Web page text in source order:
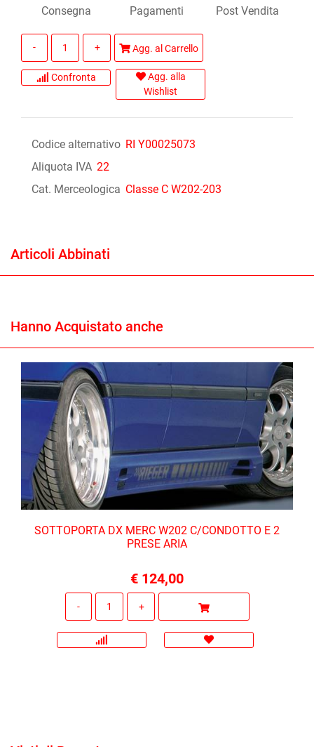
Consegna Pagamenti Post Vendita
Agg. al Carrello
Confronta
Agg. alla
Wishlist
Codice alternativo RI Y00025073
Aliquota IVA 22
Cat. Merceologica Classe C W202-203
Articoli Abbinati
Hanno Acquistato anche
SOTTOPORTA DX MERC W202 C/CONDOTTO E 2
PRESE ARIA
€ 124,00